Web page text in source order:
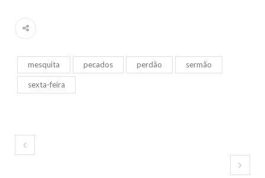
mesquita pecados perdão sermão
sexta-feira